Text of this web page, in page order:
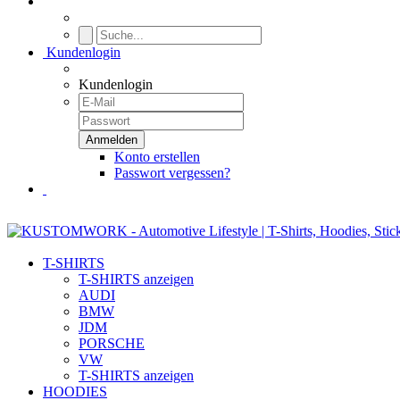
Kundenlogin
Kundenlogin
Konto erstellen
Passwort vergessen?
T-SHIRTS
T-SHIRTS anzeigen
AUDI
BMW
JDM
PORSCHE
VW
T-SHIRTS anzeigen
HOODIES